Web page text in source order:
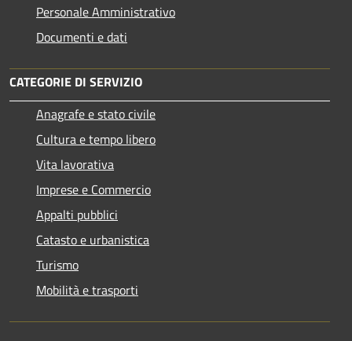
Personale Amministrativo
Documenti e dati
CATEGORIE DI SERVIZIO
Anagrafe e stato civile
Cultura e tempo libero
Vita lavorativa
Imprese e Commercio
Appalti pubblici
Catasto e urbanistica
Turismo
Mobilità e trasporti